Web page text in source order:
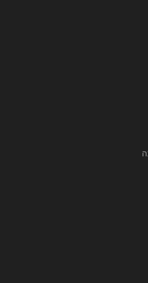
איך ליצור מרחב
יותר מאשר חלל פונקציונלי
מפלט אישי שבו אנו מתחילים